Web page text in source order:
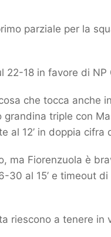
parziale per la
22-18 in favore di NP
che tocca anche
triple con
12’ in doppia cifra
ma Fiorenzuola è
al 15’ e timeout
riescono a tenere in